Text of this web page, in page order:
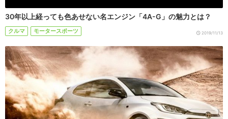
30年以上経っても色あせない名エンジン「4A-G」の魅力とは？
クルマ モータースポーツ 2019/11/13